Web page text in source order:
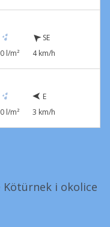
0 l/m²
SE
4 km/h
0 l/m²
E
3 km/h
i okolice